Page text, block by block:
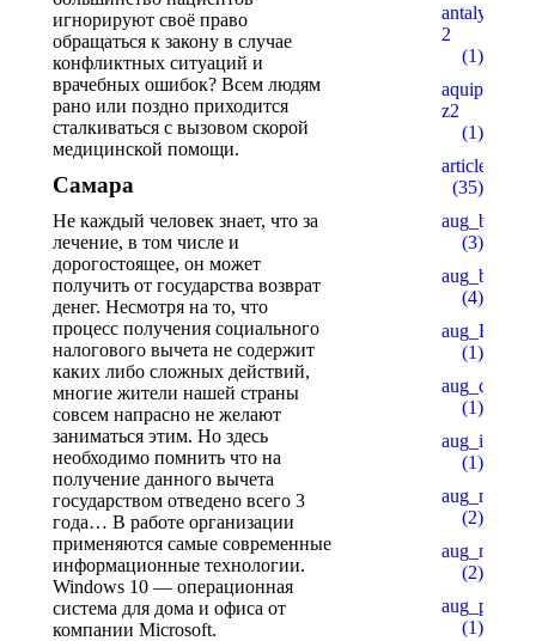
игнорируют своё право
обращаться к закону в случае
конфликтных ситуаций и
врачебных ошибок? Всем людям
рано или поздно приходится
сталкиваться с вызовом скорой
медицинской помощи.
Самара
Не каждый человек знает, что за
лечение, в том числе и
дорогостоящее, он может
получить от государства возврат
денег. Несмотря на то, что
процесс получения социального
налогового вычета не содержит
каких либо сложных действий,
многие жители нашей страны
совсем напрасно не желают
заниматься этим. Но здесь
необходимо помнить что на
получение данного вычета
государством отведено всего 3
года… В работе организации
применяются самые современные
информационные технологии.
Windows 10 — операционная
система для дома и офиса от
компании Microsoft.
2
(1)
z2
(1)
articles
(35)
aug_bh
(3)
aug_bt
(4)
aug_BY
(1)
aug_ch_2
(1)
aug_ipl
(1)
aug_mars
(2)
aug_mb_1
(2)
(1)